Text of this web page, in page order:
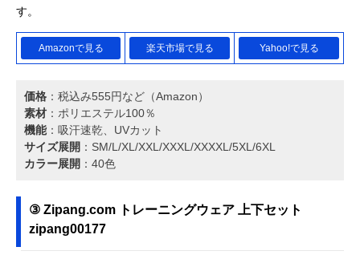
す。
Amazonで見る 楽天市場で見る Yahoo!で見る
価格 ：税込み555円など（Amazon）
素材 ：ポリエステル100％
機能：吸汗速乾、UVカット
サイズ展開 ：SM/L/XL/XXL/XXXL/XXXXL/5XL/6XL
カラー展開 ：40色
③ Zipang.com トレーニングウェア 上下セット
zipang00177